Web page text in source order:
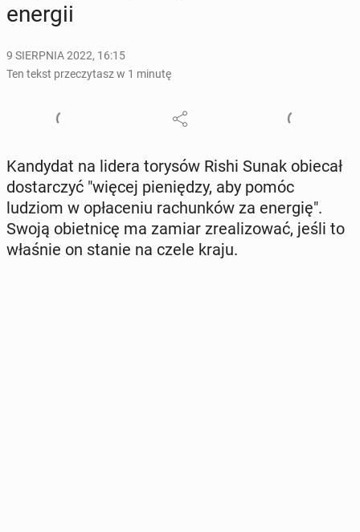
energii
9 SIERPNIA 2022, 16:15
Ten tekst przeczytasz w 1 minutę
Kan­dy­dat na lidera torysów Rishi Sunak obiecał
do­star­czyć "więcej pie­nię­dzy, aby pomóc
ludziom w opła­ce­niu ra­chun­ków za energię".
Swoją obiet­ni­cę ma zamiar zre­ali­zo­wać, jeśli to
właśnie on stanie na czele kraju.